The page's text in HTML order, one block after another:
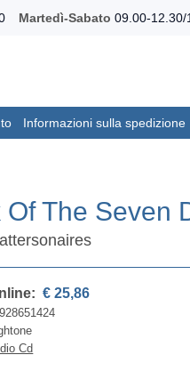
Martedì-Sabato 09.00-
Informazioni sulla spedizione
Of The Seven
€ 25,86
Cd